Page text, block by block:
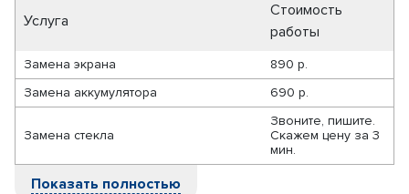
Услуга
Стоимость
работы
Замена экрана
890 р.
Замена аккумулятора
690 р.
Замена стекла
Звоните, пишите.
Скажем цену за 3
мин.
Показать полностью